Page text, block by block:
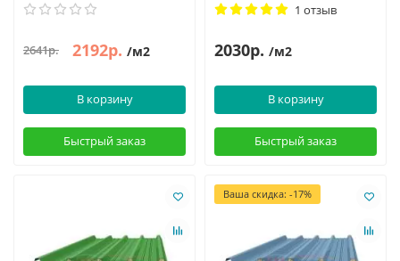
2641р. 2192р. /м2
В корзину
Быстрый заказ
1 отзыв
2030р. /м2
В корзину
Быстрый заказ
Ваша скидка: -17%